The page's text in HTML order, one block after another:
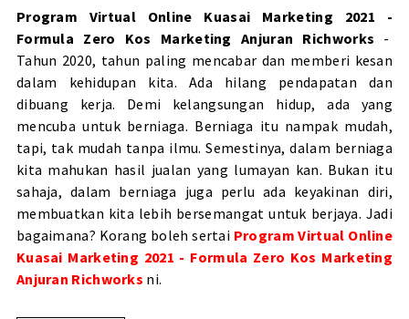
Program Virtual Online Kuasai Marketing 2021 -
Formula Zero Kos Marketing Anjuran Richworks -
Tahun 2020, tahun paling mencabar dan memberi kesan
dalam kehidupan kita. Ada hilang pendapatan dan
dibuang kerja. Demi kelangsungan hidup, ada yang
mencuba untuk berniaga. Berniaga itu nampak mudah,
tapi, tak mudah tanpa ilmu. Semestinya, dalam berniaga
kita mahukan hasil jualan yang lumayan kan. Bukan itu
sahaja, dalam berniaga juga perlu ada keyakinan diri,
membuatkan kita lebih bersemangat untuk berjaya. Jadi
bagaimana? Korang boleh sertai Program Virtual Online
Kuasai Marketing 2021 - Formula Zero Kos Marketing
Anjuran Richworks ni.